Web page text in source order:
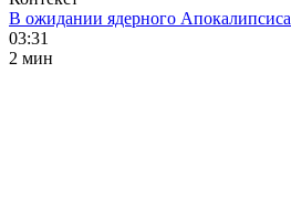
В ожидании ядерного Апокалипсиса
03:31
2 мин